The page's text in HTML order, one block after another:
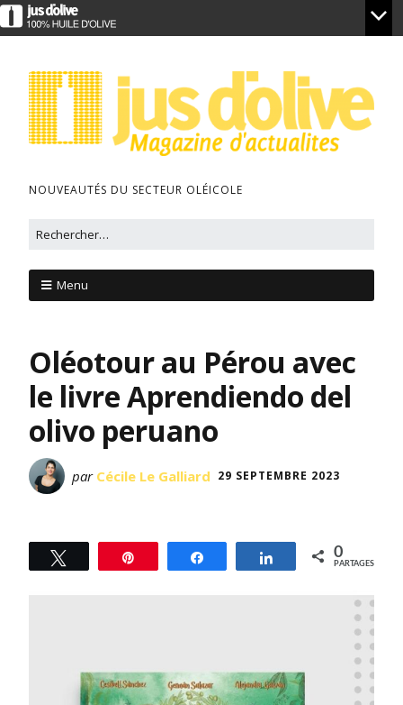
NOUVEAUTÉS DU SECTEUR OLÉICOLE
Menu
Oléotour au Pérou avec
le livre Aprendiendo del
olivo peruano
par Cécile Le Galliard 29 SEPTEMBRE 2023
Tweetez Partagez Partagez 0
PARTAGES